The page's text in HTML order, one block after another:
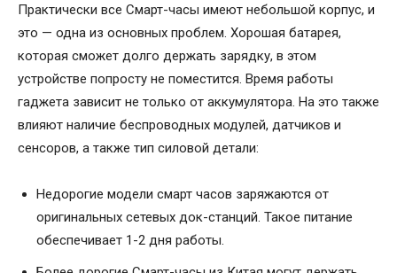
Практически все Смарт-часы имеют небольшой корпус, и
это — одна из основных проблем. Хорошая батарея,
которая сможет долго держать зарядку, в этом
устройстве попросту не поместится. Время работы
гаджета зависит не только от аккумулятора. На это также
влияют наличие беспроводных модулей, датчиков и
сенсоров, а также тип силовой детали:
Недорогие модели смарт часов заряжаются от
оригинальных сетевых док-станций. Такое питание
обеспечивает 1-2 дня работы.